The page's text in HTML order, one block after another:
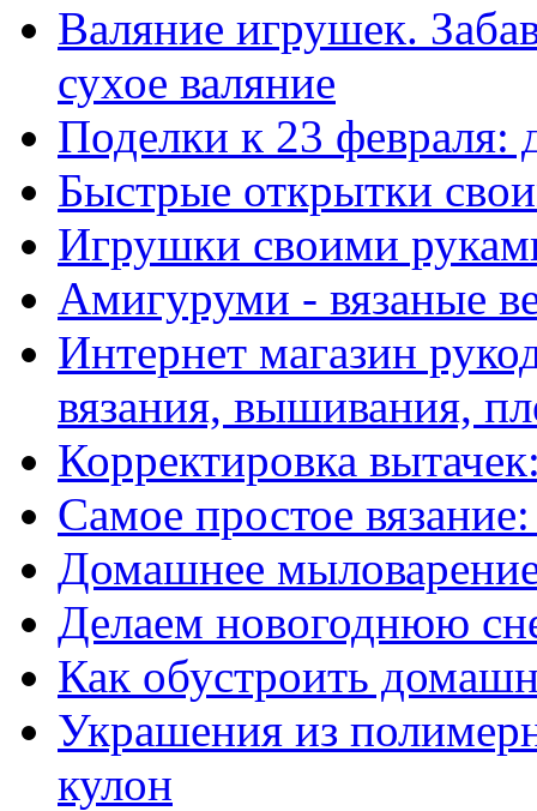
Валяние игрушек.
сухое валяние
Поделки к 23 февраля:
Быстрые открытки
Игрушки своими
Амигуруми - вязаные
Интернет магазин
вязания, вышивания,
Корректировка
Самое простое
Домашнее
Делаем новогоднюю
Как обустроить
Украшения из
кулон